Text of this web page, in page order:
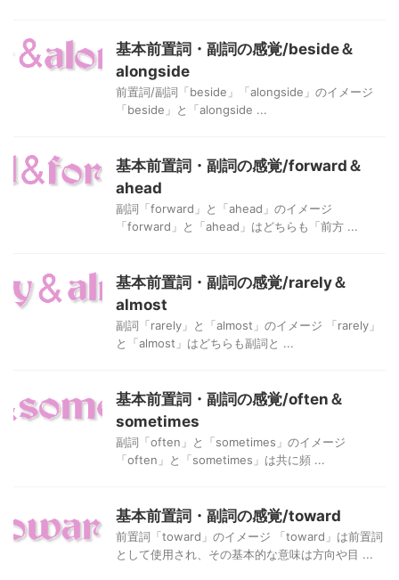
基本前置詞・副詞の感覚/beside＆
alongside
前置詞/副詞「beside」「alongside」のイメージ
「beside」と「alongside ...
基本前置詞・副詞の感覚/forward＆
ahead
副詞「forward」と「ahead」のイメージ
「forward」と「ahead」はどちらも「前方 ...
基本前置詞・副詞の感覚/rarely＆
almost
副詞「rarely」と「almost」のイメージ 「rarely」
と「almost」はどちらも副詞と ...
基本前置詞・副詞の感覚/often＆
sometimes
副詞「often」と「sometimes」のイメージ
「often」と「sometimes」は共に頻 ...
基本前置詞・副詞の感覚/toward
前置詞「toward」のイメージ 「toward」は前置詞
として使用され、その基本的な意味は方向や目 ...